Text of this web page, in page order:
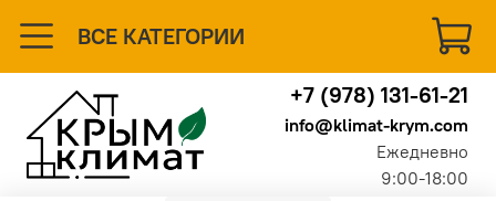
ВСЕ КАТЕГОРИИ
+7 (978) 131-61-21
info@klimat-krym.com
Ежедневно
9:00-18:00